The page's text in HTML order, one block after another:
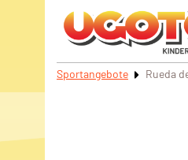
Sportangebote Rueda